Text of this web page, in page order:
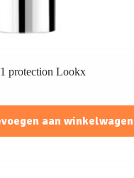
protection Lookx
aan winkelwagen